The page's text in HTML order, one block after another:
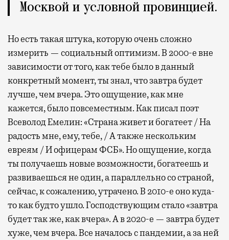
Москвой и условной провинцией.
Но есть такая штука, которую очень сложно
измерить — социальный оптимизм. В 2000-е вне
зависимости от того, как тебе было в данный
конкретный момент, ты знал, что завтра будет
лучше, чем вчера. Это ощущение, как мне
кажется, было повсеместным. Как писал поэт
Всеволод Емелин: «Страна живет и богатеет / На
радость мне, ему, тебе, / А также нескольким
евреям / И офицерам ФСБ». Но ощущение, когда
ты получаешь новые возможности, богатеешь и
развиваешься не один, а параллельно со страной,
сейчас, к сожалению, утрачено. В 2010-е оно куда-
то как будто ушло. Господствующим стало «завтра
будет так же, как вчера». А в 2020-е — завтра будет
хуже, чем вчера. Все началось с пандемии, а за ней